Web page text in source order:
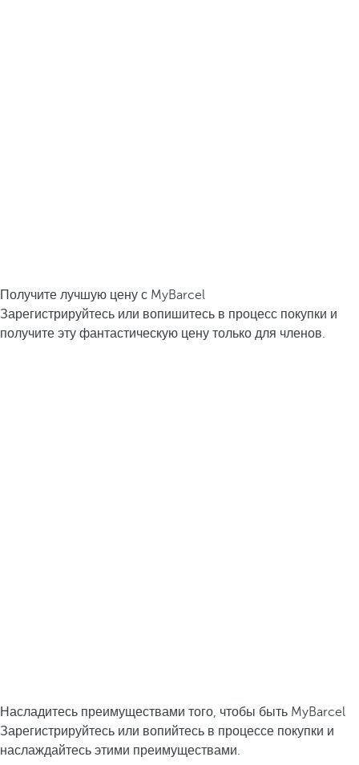
Получите лучшую цену с MyBarcel
Зарегистрируйтесь или вопишитесь в процесс покупки и
получите эту фантастическую цену только для членов.
Насладитесь преимуществами того, чтобы быть MyBarcel
Зарегистрируйтесь или вопийтесь в процессе покупки и
наслаждайтесь этими преимуществами.